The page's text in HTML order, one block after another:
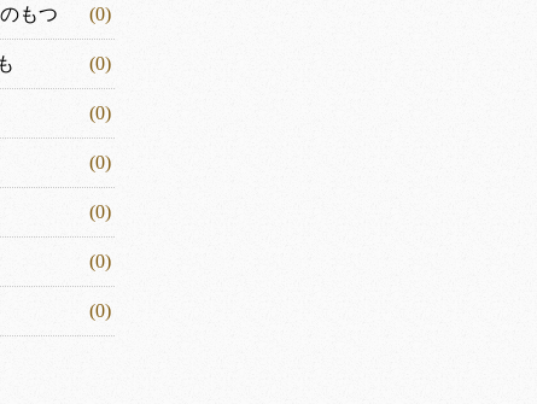
もつ (0)
(0)
(0)
(0)
(0)
(0)
(0)